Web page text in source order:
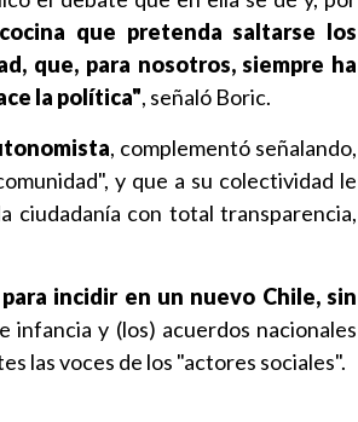
que pretenda saltarse los
que, para nosotros, siempre ha
la política", señaló Boric.
, complementó señalando,
y que a su colectividad le
ciudadanía con total transparencia,
incidir en un nuevo Chile, sin
infancia y (los) acuerdos nacionales
las voces de los "actores sociales".